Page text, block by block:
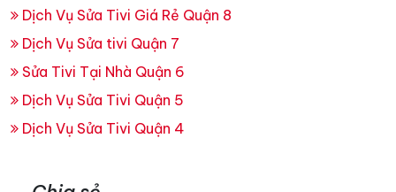
Dịch Vụ Sửa Tivi Giá Rẻ Quận 8
Dịch Vụ Sửa tivi Quận 7
Sửa Tivi Tại Nhà Quận 6
Dịch Vụ Sửa Tivi Quận 5
Dịch Vụ Sửa Tivi Quận 4